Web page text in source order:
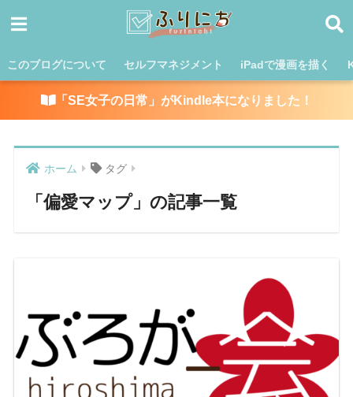
このブログについて セルフマネジメント iPadで漫画を描く
「SE女子の日常」がKindle本になりました！
ホーム タグ
「偏愛マップ」の記事一覧